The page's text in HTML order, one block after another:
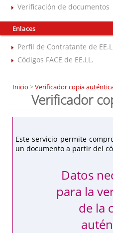
Verificación de documentos
Enlaces
Perfil de Contratante de
Códigos FACE de EE.LL.
Inicio >Verificador copia
Verificador
Este servicio permite
un documento a partir del
Datos
para la
de la